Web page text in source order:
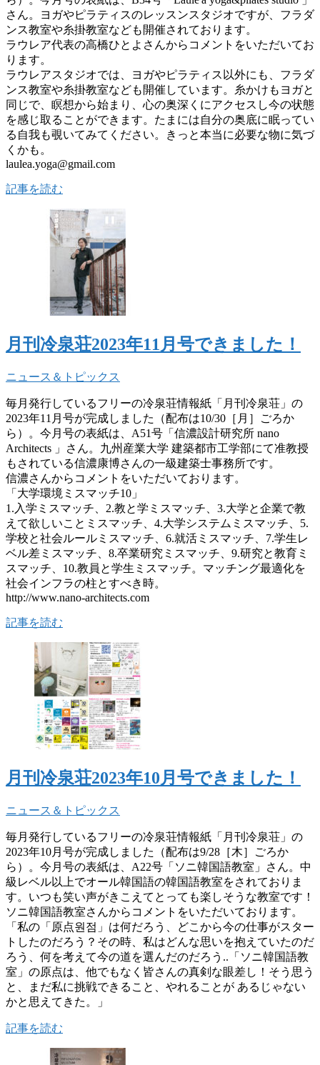
さん。ヨガやピラティスのレッスンスタジオですが、フラダ
ンス教室や糸掛教室なども開催されております。
ラウレア代表の高橋ひとよさんからコメントをいただいてお
ります。
ラウレアスタジオでは、ヨガやピラティス以外にも、フラダ
ンス教室や糸掛教室なども開催しています。糸かけもヨガと
同じで、瞑想から始まり、心の奥深くにアクセスし今の状態
を感じ取ることができます。たまには自分の奥底に眠ってい
る自我も覗いてみてください。きっと本当に必要な物に気づ
くかも。
laulea.yoga@gmail.com
記事を読む
月刊冷泉荘2023年11月号できました！
ニュース＆トピックス
毎月発行しているフリーの冷泉荘情報紙「月刊冷泉荘」の
2023年11月号が完成しました（配布は10/30［月］ごろか
ら）。今月号の表紙は、A51号「信濃設計研究所 nano
Architects 」さん。九州産業大学 建築都市工学部にて准教授
もされている信濃康博さんの一級建築士事務所です。
信濃さんからコメントをいただいております。
「大学環境ミスマッチ10」
1.入学ミスマッチ、2.教と学ミスマッチ、3.大学と企業で教
えて欲しいことミスマッチ、4.大学システムミスマッチ、5.
学校と社会ルールミスマッチ、6.就活ミスマッチ、7.学生レ
ベル差ミスマッチ、8.卒業研究ミスマッチ、9.研究と教育ミ
スマッチ、10.教員と学生ミスマッチ。マッチング最適化を
社会インフラの柱とすべき時。
http://www.nano-architects.com
記事を読む
月刊冷泉荘2023年10月号できました！
ニュース＆トピックス
毎月発行しているフリーの冷泉荘情報紙「月刊冷泉荘」の
2023年10月号が完成しました（配布は9/28［木］ごろか
ら）。今月号の表紙は、A22号「ソニ韓国語教室」さん。中
級レベル以上でオール韓国語の韓国語教室をされておりま
す。いつも笑い声がきこえてとっても楽しそうな教室です！
ソニ韓国語教室さんからコメントをいただいております。
「私の「原点원점」は何だろう、どこから今の仕事がスター
トしたのだろう？その時、私はどんな思いを抱えていたのだ
ろう、何を考えて今の道を選んだのだろう..「ソニ韓国語教
室」の原点は、他でもなく皆さんの真剣な眼差し！そう思う
と、まだ私に挑戦できること、やれることが あるじゃない
かと思えてきた。」
記事を読む